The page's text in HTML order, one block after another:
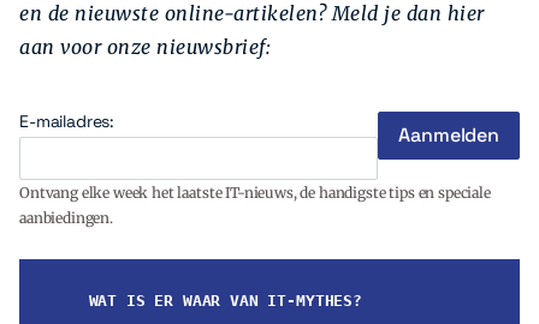
en de nieuwste online-artikelen? Meld je dan hier
aan voor onze nieuwsbrief:
E-mailadres:
Ontvang elke week het laatste IT-nieuws, de handigste tips en speciale
aanbiedingen.
WAT IS ER WAAR VAN IT-MYTHES?